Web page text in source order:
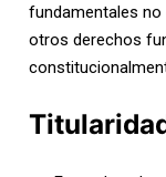
fundamentales no
otros derechos